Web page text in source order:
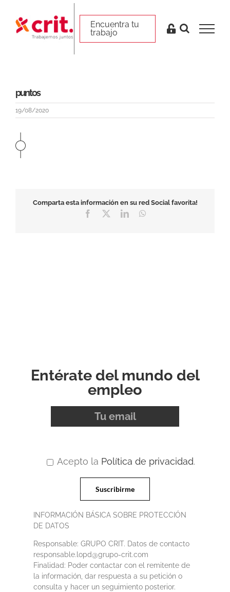
content
Encuentra tu
trabajo
puntos
19/08/2020
Comparta esta información en su red Social favorita!
Facebook LinkedIn
Entérate del mundo del
empleo
Acepto la Política de privacidad.
INFORMACIÓN BÁSICA SOBRE PROTECCIÓN
DE DATOS
Responsable: GRUPO CRIT. Datos de contacto
responsable.lopd@grupo-crit.com
Finalidad: Poder contactar con el remitente de
la información, dar respuesta a su petición o
consulta y hacer un seguimiento posterior.
Encuentra tu trabajo